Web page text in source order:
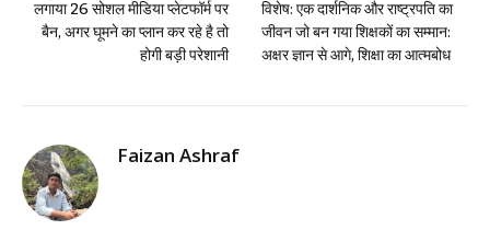
लगाया 26 सोशल मीडिया प्लेटफॉर्म पर
बैन, अगर घूमने का प्लान कर रहे है तो
होगी बड़ी परेशानी
विशेष: एक दार्शनिक और राष्ट्रपति का
जीवन जो बन गया शिक्षकों का सम्मान:
अक्षर ज्ञान से आगे, शिक्षा का आत्मबोध
Faizan Ashraf